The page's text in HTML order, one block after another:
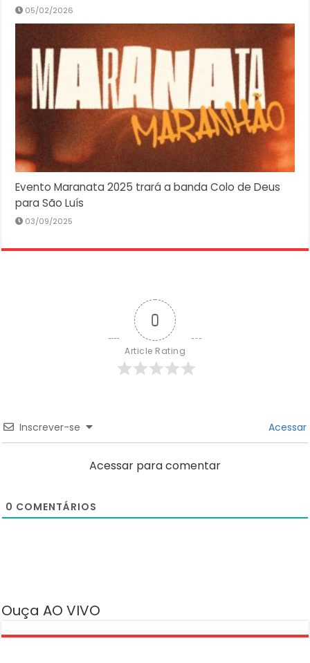
05/02/2026
Evento Maranata 2025 trará a banda Colo de Deus
para São Luís
03/09/2025
0
Article Rating
Inscrever-se Acessar
Acessar para comentar
0 COMENTÁRIOS
Ouça AO VIVO